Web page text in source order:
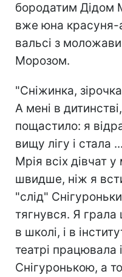
бородатим Дідом
вже юна красуня-
вальсі з
Морозом.
"Сніжинка,
А мені в
пощастило: я
вищу лігу і стала
Мрія всіх дівчат
швидше, ніж я
"слід"
тягнувся. Я грала
в школі, і в
театрі працювала
Снігуронькою, а